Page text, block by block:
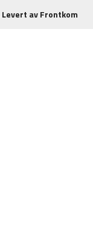
Levert av Frontkom